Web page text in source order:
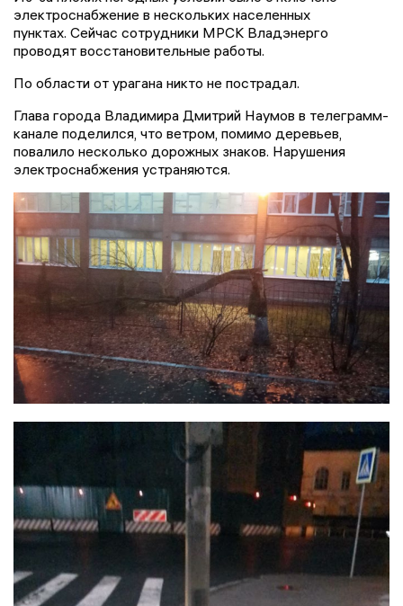
электроснабжение в нескольких населенных
пунктах. Сейчас сотрудники МРСК Владэнерго
проводят восстановительные работы.
По области от урагана никто не пострадал.
Глава города Владимира Дмитрий Наумов в телеграмм-
канале поделился, что ветром, помимо деревьев,
повалило несколько дорожных знаков. Нарушения
электроснабжения устраняются.